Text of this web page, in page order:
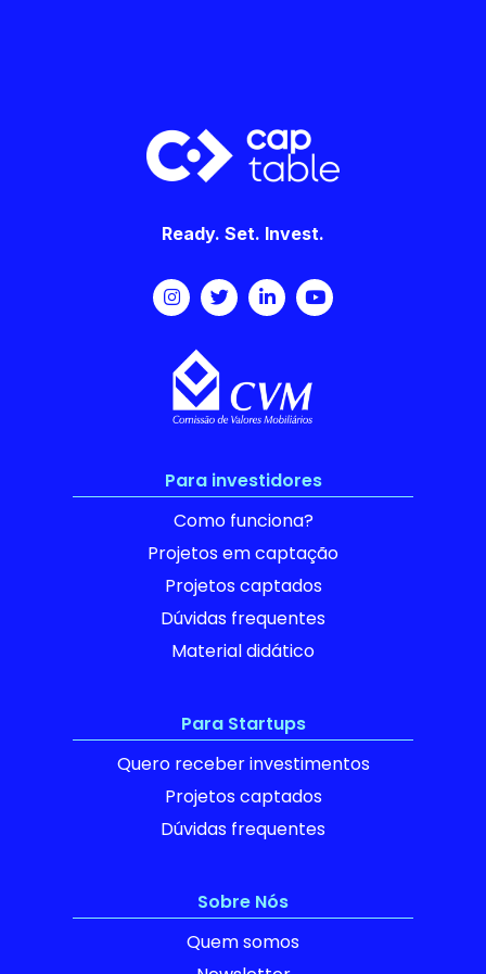
Ready. Set. Invest.
Para investidores
Como funciona?
Projetos em captação
Projetos captados
Dúvidas frequentes
Material didático
Para Startups
Quero receber investimentos
Projetos captados
Dúvidas frequentes
Sobre Nós
Quem somos